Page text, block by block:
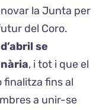
la Junta per
del Coro.
se
, i tot i que el
fins al
a unir-se